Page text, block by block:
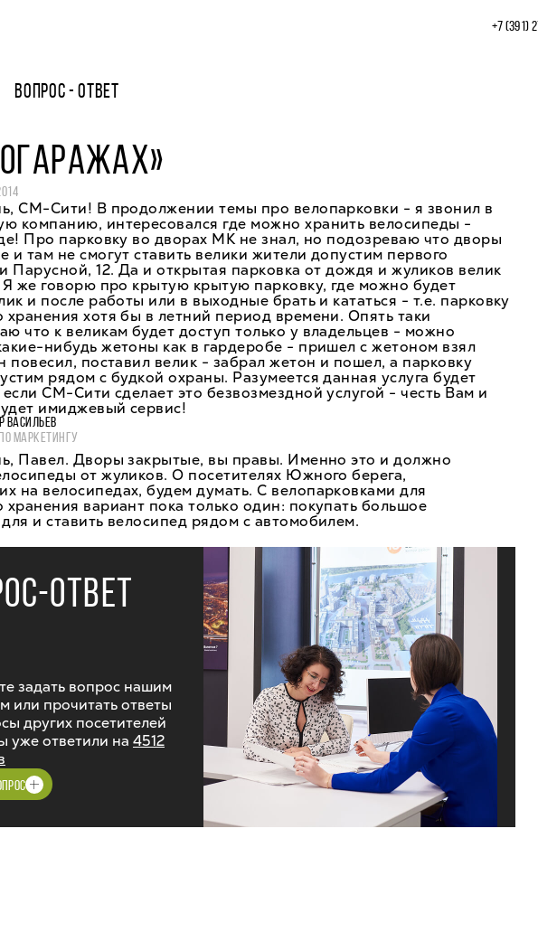
+7 (391)
ВОПРОС - ОТВЕТ
СМ-Сити! В продолжении темы про велопарковки - я звонил в
компанию, интересовался где можно хранить велосипеды -
Про парковку во дворах МК не знал, но подозреваю что дворы
и там не смогут ставить велики жители допустим первого
Парусной, 12. Да и открытая парковка от дождя и жуликов велик
же говорю про крытую крытую парковку, где можно будет
и после работы или в выходные брать и кататься - т.е. парковку
хранения хотя бы в летний период времени. Опять таки
что к великам будет доступ только у владельцев - можно
нибудь жетоны как в гардеробе - пришел с жетоном взял
повесил, поставил велик - забрал жетон и пошел, а парковку
рядом с будкой охраны. Разумеется данная услуга будет
СМ-Сити сделает это безвозмездной услугой - честь Вам и
имиджевый сервис!
ВАСИЛЬЕВ
МАРКЕТИНГУ
Павел. Дворы закрытые, вы правы. Именно это и должно
от жуликов. О посетителях Южного берега,
на велосипедах, будем думать. С велопарковками для
хранения вариант пока только один: покупать большое
и ставить велосипед рядом с автомобилем.
ОТВЕТ
задать вопрос нашим
или прочитать ответы
других посетителей
уже ответили на 4512